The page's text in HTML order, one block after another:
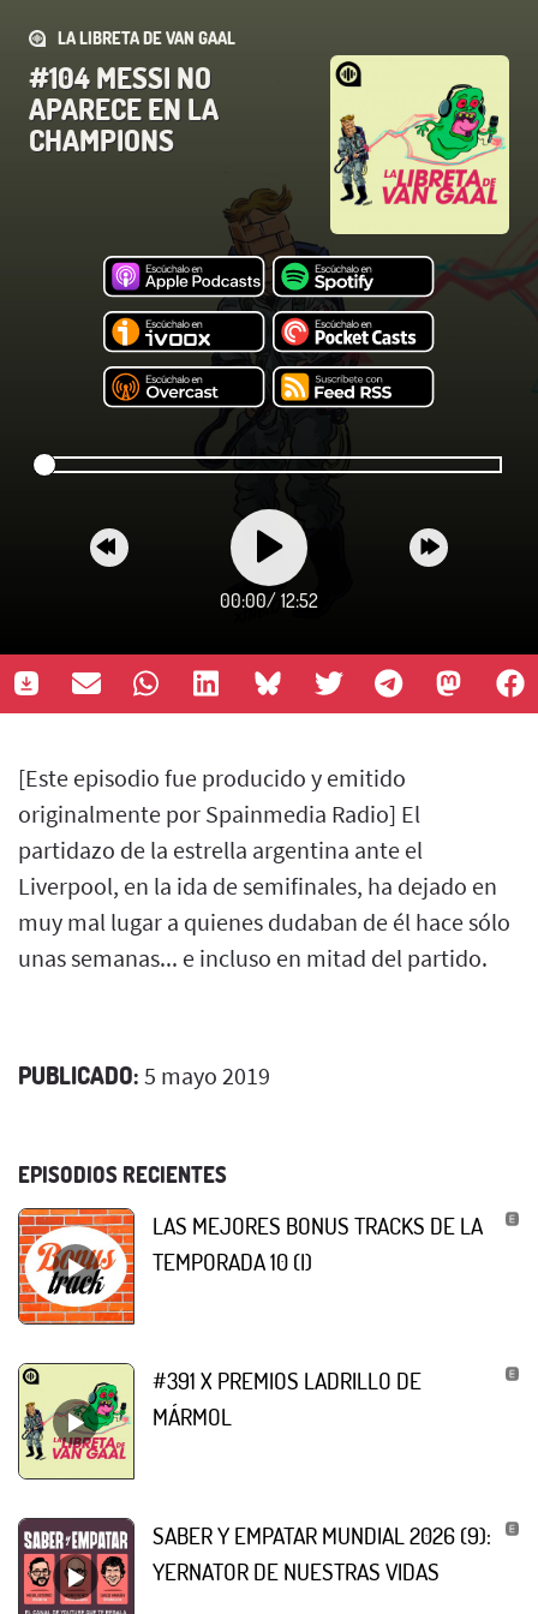
LA LIBRETA DE VAN GAAL
#104 MESSI NO
APARECE EN LA
CHAMPIONS
00:00/ 12:52
[Este episodio fue producido y emitido
originalmente por Spainmedia Radio] El
partidazo de la estrella argentina ante el
Liverpool, en la ida de semifinales, ha dejado en
muy mal lugar a quienes dudaban de él hace sólo
unas semanas... e incluso en mitad del partido.
PUBLICADO: 5 mayo 2019
EPISODIOS RECIENTES
LAS MEJORES BONUS TRACKS DE LA
TEMPORADA 10 (I)
#391 X PREMIOS LADRILLO DE
MÁRMOL
SABER Y EMPATAR MUNDIAL 2026 (9):
YERNATOR DE NUESTRAS VIDAS